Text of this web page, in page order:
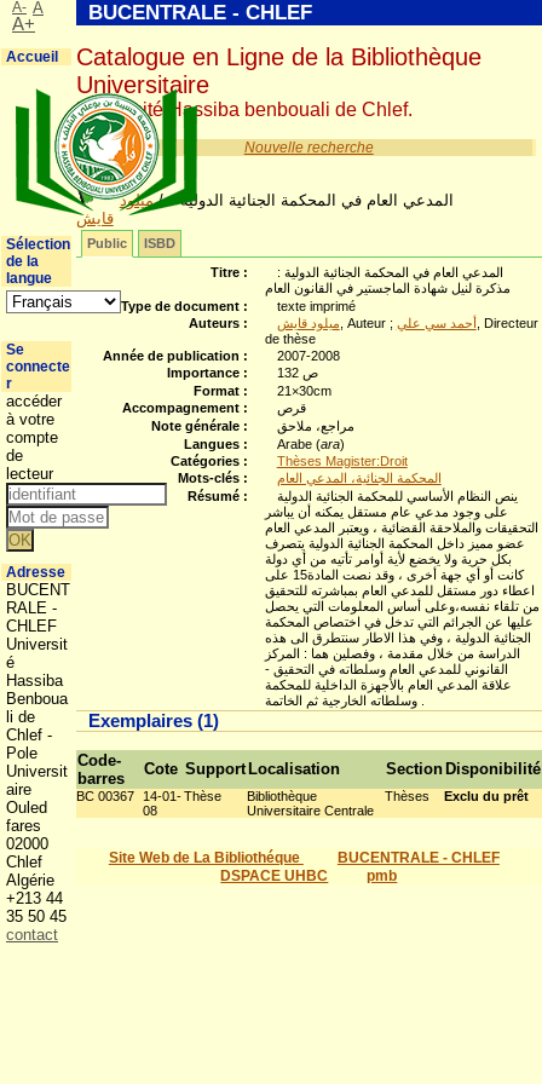
Nouvelle recherche
المدعي العام في المحكمة الجنائية الدولية /ميلود
قايش
Public
ISBD
Titre :
المدعي العام في المحكمة الجنائية الدولية :
مذكرة لنيل شهادة الماجستير في القانون العام
Type de document :
texte imprimé
Auteurs :
ميلود قايش , Auteur ; أحمد سي علي, Directeur
de thèse
Année de publication :
2007-2008
Importance :
132 ص
Format :
21×30cm
Accompagnement :
قرص
Note générale :
مراجع، ملاحق
Langues :
Arabe (ara)
Catégories :
Thèses Magister:Droit
Mots-clés :
المحكمة الجنائية، المدعي العام
Résumé :
ينص النظام الأساسي للمحكمة الجنائية الدولية
على وجود مدعي عام مستقل يمكنه أن يباشر
التحقيقات والملاحقة القضائية ، ويعتبر المدعي العام
عضو مميز داخل المحكمة الجنائية الدولية يتصرف
بكل حرية ولا يخضع لأية أوامر تأتيه من أي دولة
كانت أو أي جهة أخرى ، وقد نصت المادة15 على
اعطاء دور مستقل للمدعي العام بمباشرته للتحقيق
من تلقاء نفسه،وعلى أساس المعلومات التي يحصل
عليها عن الجرائم التي تدخل في اختصاص المحكمة
الجنائية الدولية ، وفي هذا الاطار سنتطرق الى هذه
الدراسة من خلال مقدمة ، وفصلين هما : المركز
القانوني للمدعي العام وسلطاته في التحقيق -
علاقة المدعي العام بالأجهزة الداخلية للمحكمة
وسلطاته الخارجية ثم الخاتمة .
Exemplaires (1)
Code-
barres
Cote Support Localisation Section Disponibilité
BC 00367
14-01-
08
Thèse
Bibliothèque
Universitaire Centrale
Thèses Exclu du prêt
Site Web de La Bibliothéque
BUCENTRALE - CHLEF
DSPACE UHBC
pmb
BUCENTRALE - CHLEF
Catalogue en Ligne de la Bibliothèque
Universitaire
Université Hassiba benbouali de Chlef.
A- A
A+
Accueil
Sélection
de la
langue
Se
connecte
r
accéder
à votre
compte
de
lecteur
Adresse
BUCENT
RALE -
CHLEF
Universit
é
Hassiba
Benboua
li de
Chlef -
Pole
Universit
aire
Ouled
fares
02000
Chlef
Algérie
+213 44
35 50 45
contact